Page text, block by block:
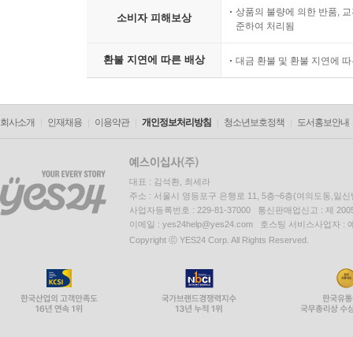
소비자 피해보상
상품의 불량에 의한 반품,
준하여 처리됨
환불 지연에 따른 배상 대금 환불 및 환불 지연에
회사소개 인재채용 이용약관 개인정보처리방침 청소년보호정책 도서홍보안내
대표 : 김석환, 최세라
주소 : 서울시 영등포구 은행로 11, 5층~6층(여의도동,일신
사업자등록번호 : 229-81-37000 통신판매업신고 : 제
이메일 : yes24help@yes24.com 호스팅 서비스사업자 :
Copyright ⓒ YES24 Corp. All Rights Reserved.